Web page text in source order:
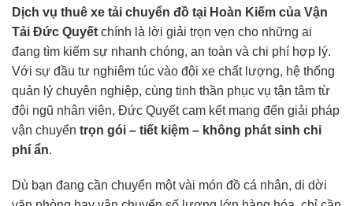
Dịch vụ thuê xe tải chuyển đồ tại Hoàn Kiếm của Vận
Tải Đức Quyết chính là lời giải trọn vẹn cho những ai
đang tìm kiếm sự nhanh chóng, an toàn và chi phí hợp lý.
Với sự đầu tư nghiêm túc vào đội xe chất lượng, hệ thống
quản lý chuyên nghiệp, cùng tinh thần phục vụ tận tâm từ
đội ngũ nhân viên, Đức Quyết cam kết mang đến giải pháp
vận chuyển trọn gói – tiết kiệm – không phát sinh chi
phí ẩn.
Dù bạn đang cần chuyển một vài món đồ cá nhân, di dời